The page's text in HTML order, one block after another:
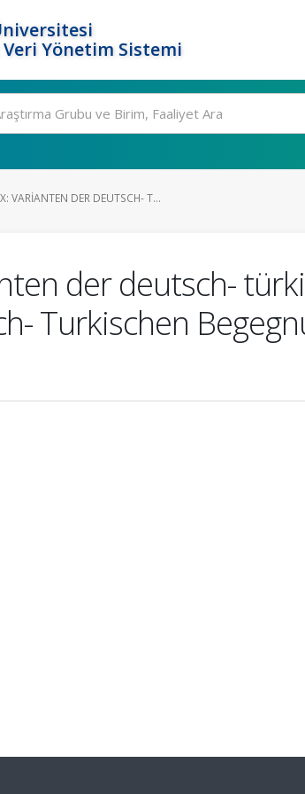
Yönetim Sistemi
VARIANTEN DER DEUTSCH- T...
der deutsch-
Turkischen